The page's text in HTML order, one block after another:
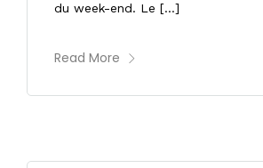
du week-end. Le […]
Read More